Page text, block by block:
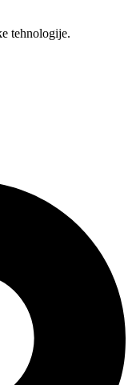
tehnologije.